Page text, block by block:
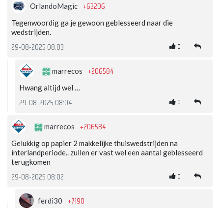
OrlandoMagic +63206
Tegenwoordig ga je gewoon geblesseerd naar die
wedstrijden.
29-08-2025 08:03 0
marrecos +206584
Hwang altijd wel …
29-08-2025 08:04 0
marrecos +206584
Gelukkig op papier 2 makkelijke thuiswedstrijden na
interlandperiode.. zullen er vast wel een aantal geblesseerd
terugkomen
29-08-2025 08:02 0
ferdi30 +7190